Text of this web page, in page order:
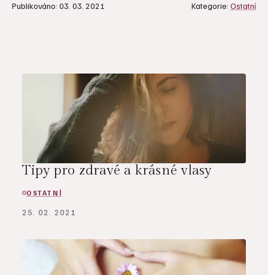
Publikováno: 03. 03. 2021 Kategorie: Ostatní
Tipy pro zdravé a krásné vlasy
OSTATNÍ
25. 02. 2021